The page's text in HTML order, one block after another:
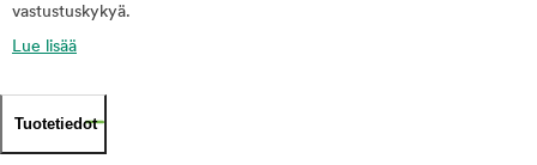
vastustuskykyä.
Lue lisää
Tuotetiedot